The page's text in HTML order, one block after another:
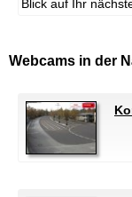
Blick auf Ihr
Webcams in der